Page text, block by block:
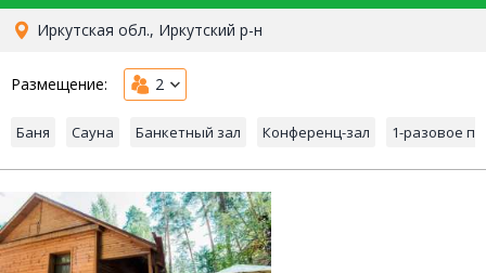
Иркутская обл., Иркутский р-н
Размещение: 2
Баня Сауна Банкетный зал Конференц-зал 1-разовое